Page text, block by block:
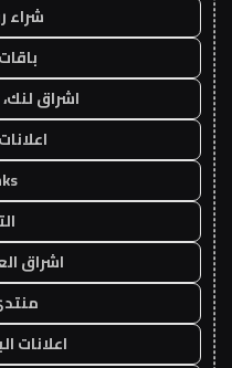
شراء
اشراق
اشراق
اعلانات